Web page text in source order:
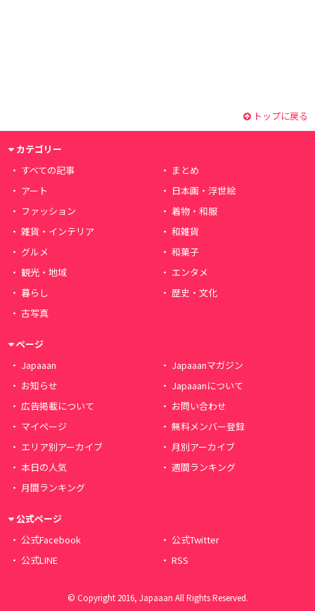
トップに戻る
カテゴリー
すべての記事
まとめ
アート
日本画・浮世絵
ファッション
着物・和服
雑貨・インテリア
和雑貨
グルメ
和菓子
観光・地域
エンタメ
暮らし
歴史・文化
古写真
ページ
Japaaan
Japaaanマガジン
お知らせ
Japaaanについて
広告掲載について
お問い合わせ
マイページ
無料メンバー登録
エリア別アーカイブ
月別アーカイブ
本日の人気
週間ランキング
月間ランキング
公式ページ
公式Facebook
公式Twitter
公式LINE
RSS
© Copyright 2016, Japaaan All Rights Reserved.